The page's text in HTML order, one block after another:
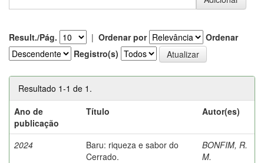
Result./Pág. | Ordenar por
Ordenar
Registro(s)
Resultado 1-1 de 1.
Ano de
publicação
Título Autor(es)
2024
Baru: riqueza e sabor do
Cerrado.
BONFIM, R.
M.